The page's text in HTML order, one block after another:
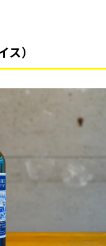
）